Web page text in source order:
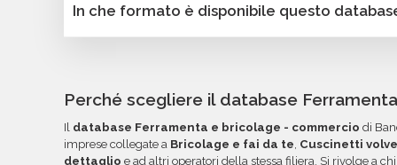
e comunicazioni mirate.
secondo le linee guida del GDPR. Bancomail
conformità alla normativa sulla protezione dei
In che formato è disponibile questo
tuoi strumenti di invio. Ogni campo è
semplificare la lettura, l'ordinamento e l'utilizzo
troverai file e documentazione nella tua area
email.
Perché scegliere il database
Il database Ferramenta e bricolage - commercio di
imprese collegate a Bricolage e fai da te Cuscinetti
dettaglio e ad altri operatori della stessa filiera. Si rivolge a